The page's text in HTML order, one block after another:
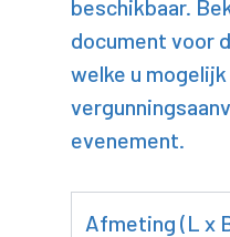
beschikbaar.
document voor
welke u
evenement.
Afmeting (L x